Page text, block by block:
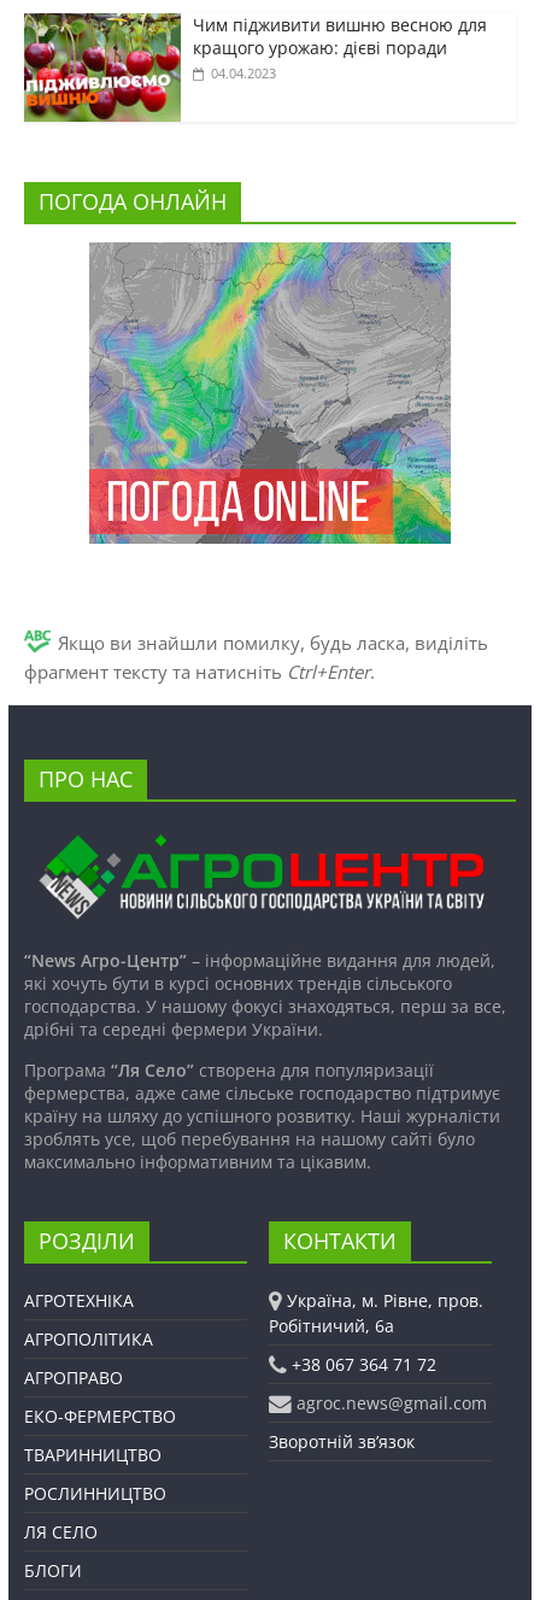
Чим підживити вишню весною для
кращого урожаю: дієві поради
04.04.2023
ПОГОДА ОНЛАЙН
Якщо ви знайшли помилку, будь ласка, виділіть
фрагмент тексту та натисніть Ctrl+Enter.
ПРО НАС
“News Агро-Центр”– інформаційне видання для людей,
які хочуть бути в курсі основних трендів сільського
господарства. У нашому фокусі знаходяться, перш за все,
дрібні та середні фермери України.
Програма “Ля Село”створена для популяризації
фермерства, адже саме сільське господарство підтримує
країну на шляху до успішного розвитку. Наші журналісти
зроблять усе, щоб перебування на нашому сайті було
максимально інформативним та цікавим.
РОЗДІЛИ
АГРОТЕХНІКА
АГРОПОЛІТИКА
АГРОПРАВО
ЕКО-ФЕРМЕРСТВО
ТВАРИННИЦТВО
РОСЛИННИЦТВО
ЛЯ СЕЛО
БЛОГИ
КОНТАКТИ
Україна, м. Рівне, пров.
Робітничий, 6а
+38 067 364 71 72
agroc.news@gmail.com
Зворотній зв’язок